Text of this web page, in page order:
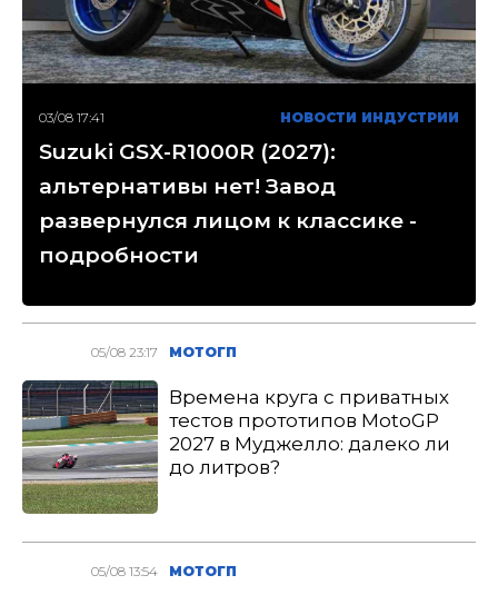
03/08 17:41 НОВОСТИ ИНДУСТРИИ
Suzuki GSX-R1000R (2027):
альтернативы нет! Завод
развернулся лицом к классике -
подробности
05/08 23:17 МОТОГП
Времена круга с приватных
тестов прототипов MotoGP
2027 в Муджелло: далеко ли
до литров?
05/08 13:54 МОТОГП